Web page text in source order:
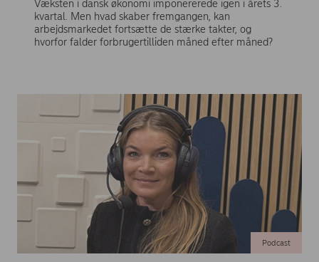
Væksten i dansk økonomi imponererede igen i årets 3.
kvartal. Men hvad skaber fremgangen, kan
arbejdsmarkedet fortsætte de stærke takter, og
hvorfor falder forbrugertilliden måned efter måned?
Podcast